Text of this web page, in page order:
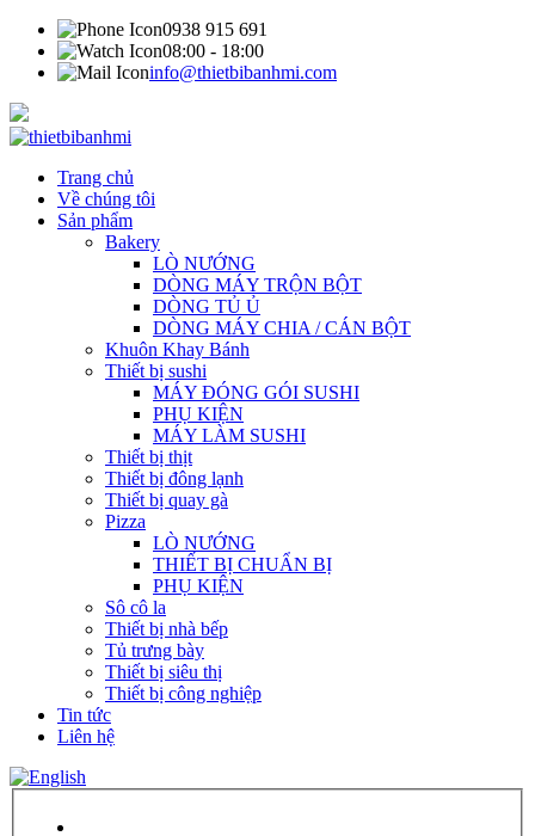
0938 915 691
08:00 - 18:00
info@thietbibanhmi.com
Trang chủ
Về chúng tôi
Sản phẩm
Bakery
LÒ NƯỚNG
DÒNG MÁY TRỘN BỘT
DÒNG TỦ Ủ
DÒNG MÁY CHIA / CÁN BỘT
Khuôn Khay Bánh
Thiết bị sushi
MÁY ĐÓNG GÓI SUSHI
PHỤ KIỆN
MÁY LÀM SUSHI
Thiết bị thịt
Thiết bị đông lạnh
Thiết bị quay gà
Pizza
LÒ NƯỚNG
THIẾT BỊ CHUẨN BỊ
PHỤ KIỆN
Sô cô la
Thiết bị nhà bếp
Tủ trưng bày
Thiết bị siêu thị
Thiết bị công nghiệp
Tin tức
Liên hệ